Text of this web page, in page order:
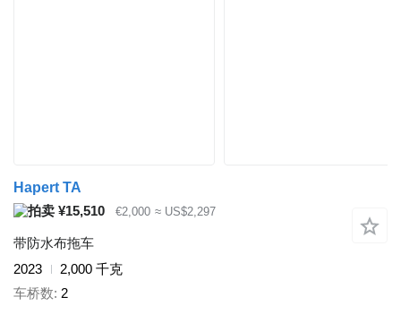
Hapert TA
¥15,510
€2,000 ≈ US$2,297
带防水布拖车
2023
2,000 千克
车桥数 2